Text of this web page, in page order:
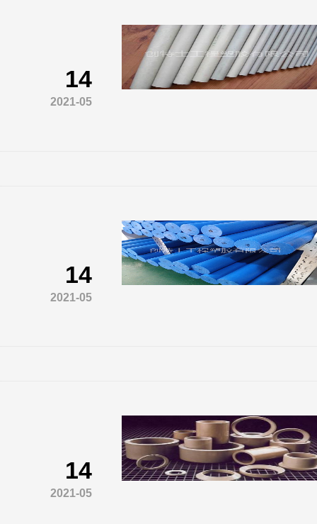
14
2021-05
14
2021-05
14
2021-05